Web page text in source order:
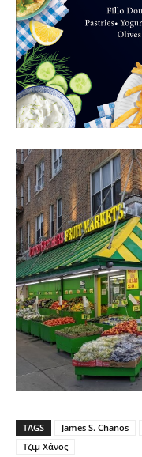
TAGS James S. Chanos
Τζιμ Χάνος